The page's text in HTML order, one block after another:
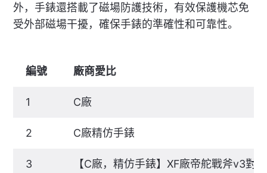
外，手錶還搭載了磁場防護技術，有效保護機芯免
受外部磁場干擾，確保手錶的準確性和可靠性。
編號 廠商愛比
1 C廠
2 C廠精仿手錶
3 【C廠，精仿手錶】XF廠帝舵戰斧v3對